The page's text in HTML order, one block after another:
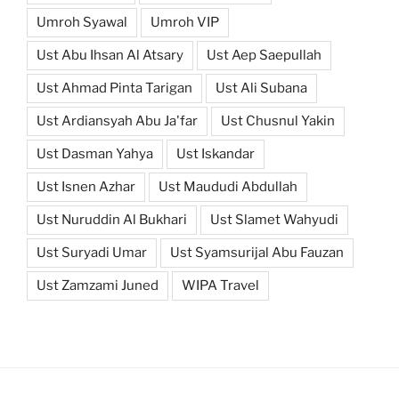
Umroh Syawal Umroh VIP
Ust Abu Ihsan Al Atsary Ust Aep Saepullah
Ust Ahmad Pinta Tarigan Ust Ali Subana
Ust Ardiansyah Abu Ja'far Ust Chusnul Yakin
Ust Dasman Yahya Ust Iskandar
Ust Isnen Azhar Ust Maududi Abdullah
Ust Nuruddin Al Bukhari Ust Slamet Wahyudi
Ust Suryadi Umar Ust Syamsurijal Abu Fauzan
Ust Zamzami Juned WIPA Travel